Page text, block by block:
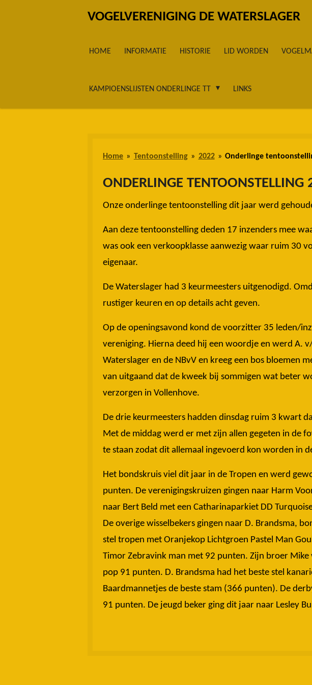
VOGELVERENIGING DE WATERSLAGER
HOME INFORMATIE HISTORIE LID WORDEN
KAMPIOENSLIJSTEN ONDERLINGE TT LINKS
Home » Tentoonstelling » 2022 » Onderlinge
ONDERLINGE TENTOONSTELLING
Onze onderlinge tentoonstelling dit jaar werd
Aan deze tentoonstelling deden 17 inzenders mee
was ook een verkoopklasse aanwezig waar ruim 30
eigenaar.
De Waterslager had 3 keurmeesters uitgenodigd.
rustiger keuren en op details acht geven.
Op de openingsavond kond de voorzitter 35 leden/
vereniging. Hierna deed hij een woordje en werd A.
Waterslager en de NBvV en kreeg een bos bloemen
van uitgaand dat de kweek bij sommigen wat beter
verzorgen in Vollenhove.
De drie keurmeesters hadden dinsdag ruim 3 kwart
Met de middag werd er met zijn allen gegeten in de
te staan zodat dit allemaal ingevoerd kon worden in
Het bondskruis viel dit jaar in de Tropen en werd
punten. De verenigingskruizen gingen naar Harm
naar Bert Beld met een Catharinaparkiet DD
De overige wisselbekers gingen naar D. Brandsma,
stel tropen met Oranjekop Lichtgroen Pastel Man
Timor Zebravink man met 92 punten. Zijn broer
pop 91 punten. D. Brandsma had het beste stel
Baardmannetjes de beste stam (366 punten). De
91 punten. De jeugd beker ging dit jaar naar Lesley